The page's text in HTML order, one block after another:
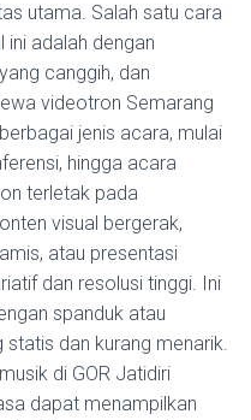
utama. Salah satu cara
ini adalah dengan
canggih, dan
videotron Semarang
jenis acara, mulai
hingga acara
terletak pada
visual bergerak,
atau presentasi
dan resolusi tinggi. Ini
spanduk atau
dan kurang menarik.
di GOR Jatidiri
dapat menampilkan